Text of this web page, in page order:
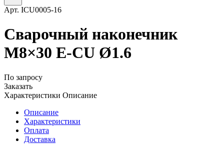
Арт. ICU0005-16
Сварочный наконечник
M8×30 E-CU Ø1.6
По запросу
Заказать
Характеристики Описание
Описание
Характеристики
Оплата
Доставка